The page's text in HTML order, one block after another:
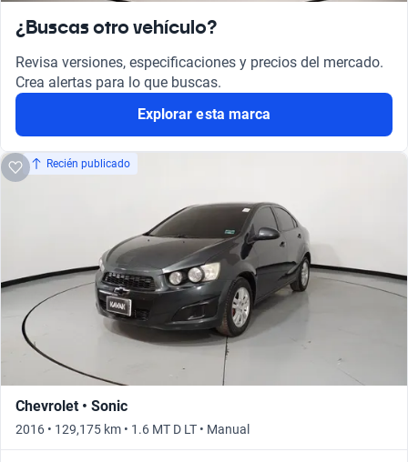
¿Buscas otro vehículo?
Revisa versiones, especificaciones y precios del mercado.
Crea alertas para lo que buscas.
Explorar esta marca
Recién publicado
Chevrolet • Sonic
2016 • 129,175 km • 1.6 MT D LT • Manual